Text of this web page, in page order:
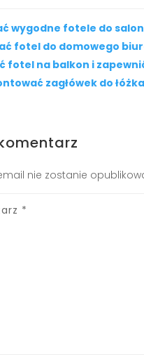
wygodne fotele do
fotel do domowego
fotel na balkon i
zagłówek do
nie zostanie